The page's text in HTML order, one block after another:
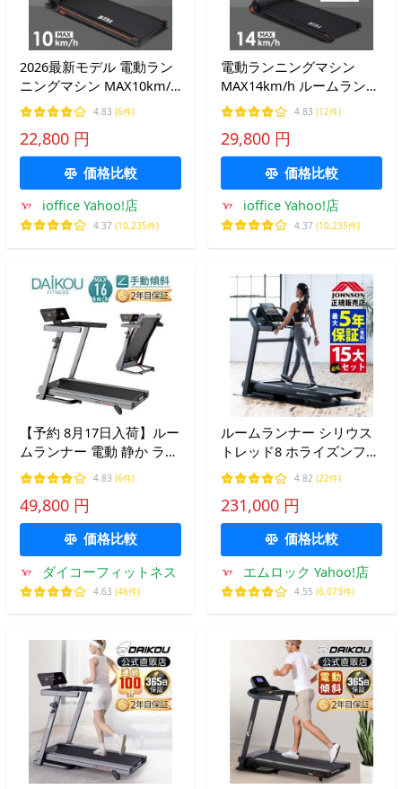
2026最新モデル 電動ラン
ニングマシン MAX10km/h
ルームランナー BTM フィ
ットネスマシーン ダイエ
ット器具 有酸素運動 静音
薄型
4.83 (6件)
22,800 円
価格比較
ioffice Yahoo!店
4.37 (10,235件)
電動ランニングマシン
MAX14km/h ルームランナ
ー BTM フィットネスマシ
ーン 心拍数計測 ダイエッ
ト器具 有酸素運動 静音 薄
型
4.83 (12件)
29,800 円
価格比較
ioffice Yahoo!店
4.37 (10,235件)
【予約 8月17日入荷】ルー
ムランナー 電動 静か ラン
ニングマシーン ルームラ
ンナーおすすめ トレッド
ミル DCブラシレスモータ
ー 連続使用100分 DK-
4.83 (6件)
49,800 円
価格比較
ダイコーフィットネス
4.63 (46件)
ルームランナー シリウス
トレッド8 ホライズンフィ
ットネス ジョンソンヘル
ステック ランニングマシ
ン トレッドミル 家庭用 電
動 treadmill 型番：T202
4.82 (22件)
231,000 円
価格比較
エムロック Yahoo!店
4.55 (6,073件)